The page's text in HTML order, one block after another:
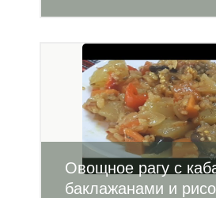
Овощное рагу с
баклажанами и